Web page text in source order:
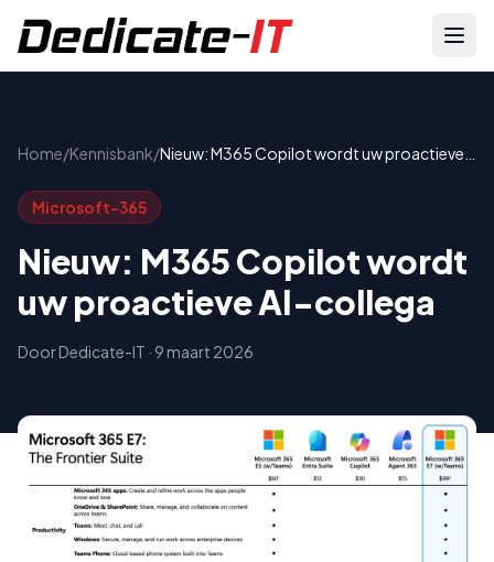
Home/Kennisbank/Nieuw: M365 Copilot wordt uw proactieve
Microsoft-365
Nieuw: M365 Copilot wordt
uw proactieve AI-collega
DoorDedicate-IT · 9 maart 2026